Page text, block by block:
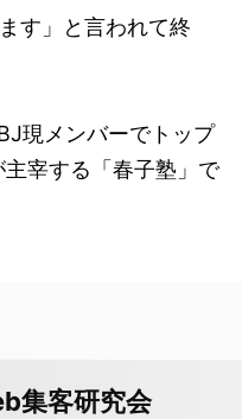
す」と言われて終
現メンバーでトップ
宰する「春子塾」で
集客研究会